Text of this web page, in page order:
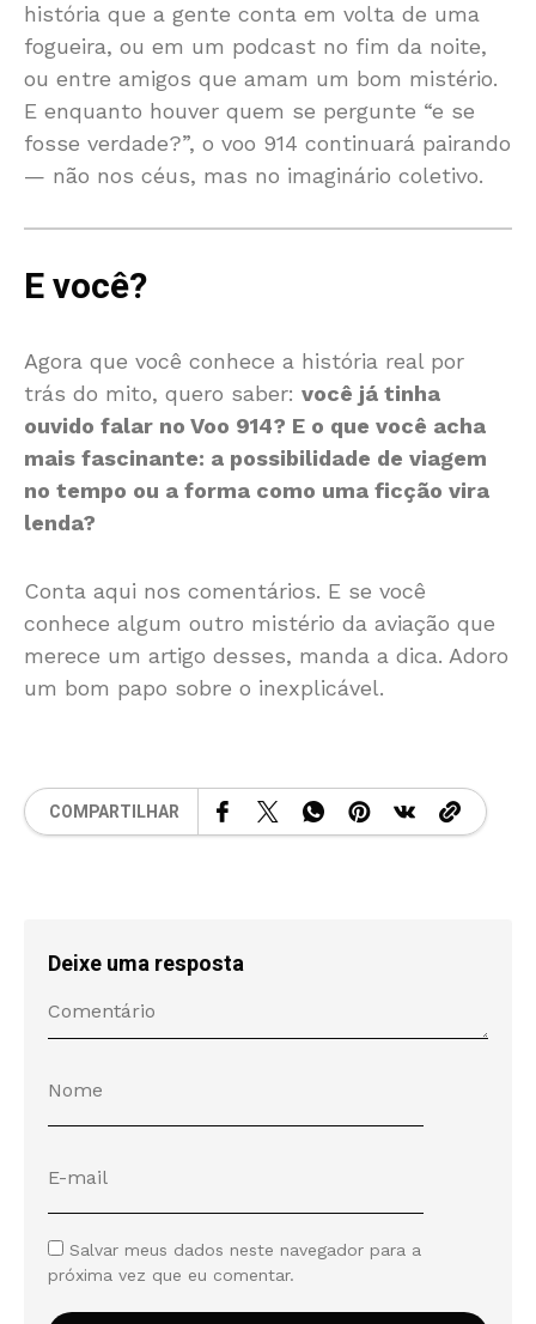
história que a gente conta em volta de uma
fogueira, ou em um podcast no fim da noite,
ou entre amigos que amam um bom mistério.
E enquanto houver quem se pergunte “e se
fosse verdade?”, o voo 914 continuará pairando
— não nos céus, mas no imaginário coletivo.
E você?
Agora que você conhece a história real por
trás do mito, quero saber: você já tinha
ouvido falar no Voo 914? E o que você acha
mais fascinante: a possibilidade de viagem
no tempo ou a forma como uma ficção vira
lenda?
Conta aqui nos comentários. E se você
conhece algum outro mistério da aviação que
merece um artigo desses, manda a dica. Adoro
um bom papo sobre o inexplicável.
COMPARTILHAR
Deixe uma resposta
Salvar meus dados neste navegador para a
próxima vez que eu comentar.